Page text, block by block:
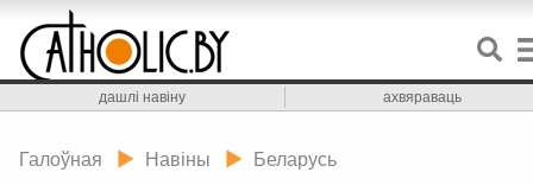
дашлі навіну ахвяраваць
Галоўная Навіны Беларусь